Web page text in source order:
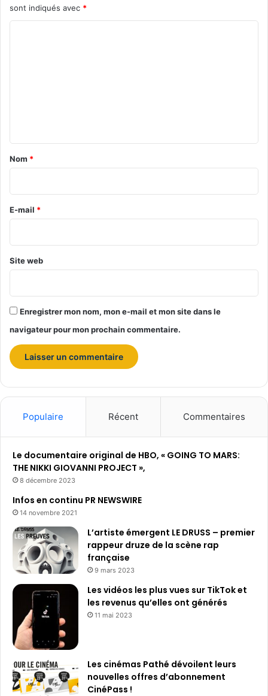
sont indiqués avec *
a
r
e
Nom *
E-mail *
Site web
Enregistrer mon nom, mon e-mail et mon site dans le
navigateur pour mon prochain commentaire.
Populaire Récent Commentaires
Le documentaire original de HBO, « GOING TO MARS:
THE NIKKI GIOVANNI PROJECT »,
8 décembre 2023
Infos en continu PR NEWSWIRE
14 novembre 2021
L’artiste émergent LE DRUSS – premier
rappeur druze de la scène rap
française
9 mars 2023
Les vidéos les plus vues sur TikTok et
les revenus qu’elles ont générés
11 mai 2023
Les cinémas Pathé dévoilent leurs
nouvelles offres d’abonnement
CinéPass !